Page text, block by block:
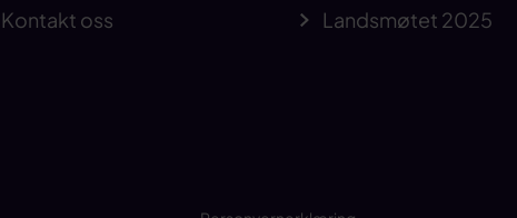
Kontakt oss Landsmøtet 2025